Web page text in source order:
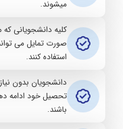
میشوند.
کلیه دانشجویانی
صورت تمایل می
استفاده کنند.
دانشجویان بدون
تحصیل خود ادامه
باشند.